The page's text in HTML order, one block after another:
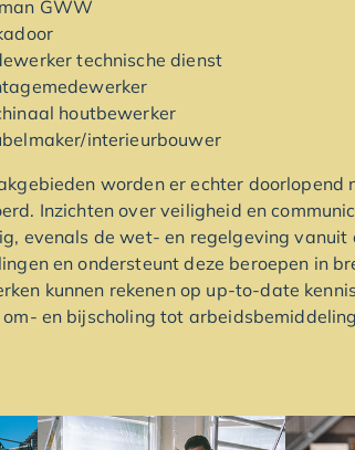
GWW
technische dienst
houtbewerker
interieurbouwer
worden er echter doorlopend
Inzichten over veiligheid en
evenals de wet- en regelgeving
en ondersteunt deze beroepen in
kunnen rekenen op up-to-date
en bijscholing tot